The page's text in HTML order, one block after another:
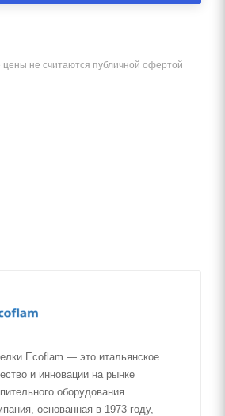
не считаются публичной офертой
Ecoflam — это итальянское
и инновации на рынке
оборудования.
основанная в 1973 году,